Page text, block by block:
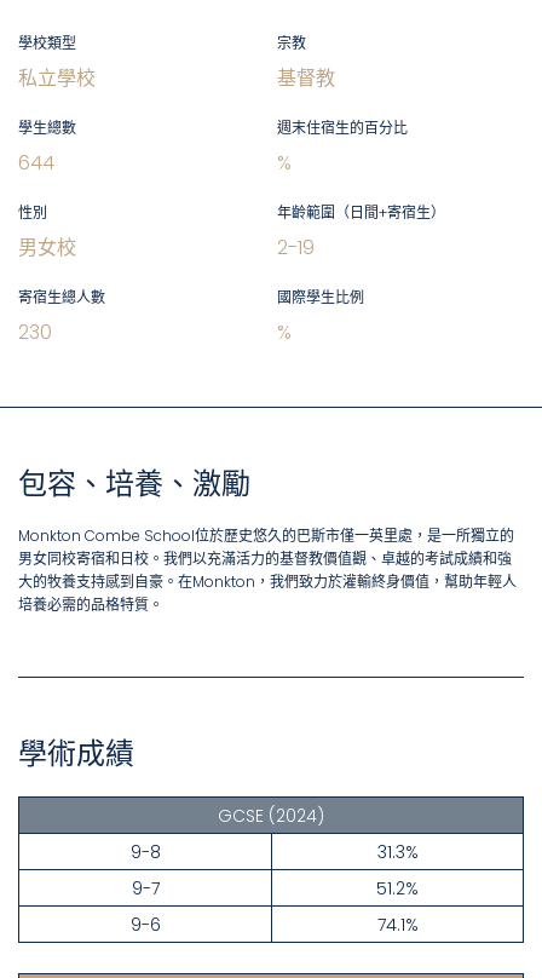
學校類型
私立學校
宗教
基督教
學生總數
644
週末住宿生的百分比
%
性別
男女校
年齡範圍（日間+寄宿生）
2-19
寄宿生總人數
230
國際學生比例
%
包容、培養、激勵
Monkton Combe School位於歷史悠久的巴斯市僅一英里處，是一所獨立的
男女同校寄宿和日校。我們以充滿活力的基督教價值觀、卓越的考試成績和強
大的牧養支持感到自豪。在Monkton，我們致力於灌輸終身價值，幫助年輕人
培養必需的品格特質。
學術成績
GCSE (2024)
9-8
31.3%
9-7
51.2%
9-6
74.1%